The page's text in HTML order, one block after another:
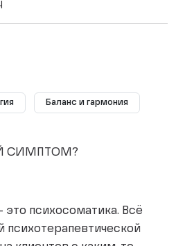
Баланс и гармония
СИМПТОМ?
психосоматика. Всё